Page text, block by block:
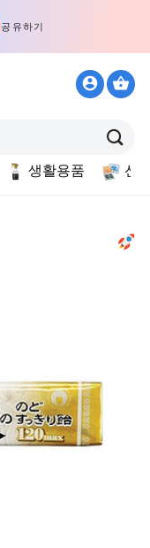
공유하기
생활용품 선